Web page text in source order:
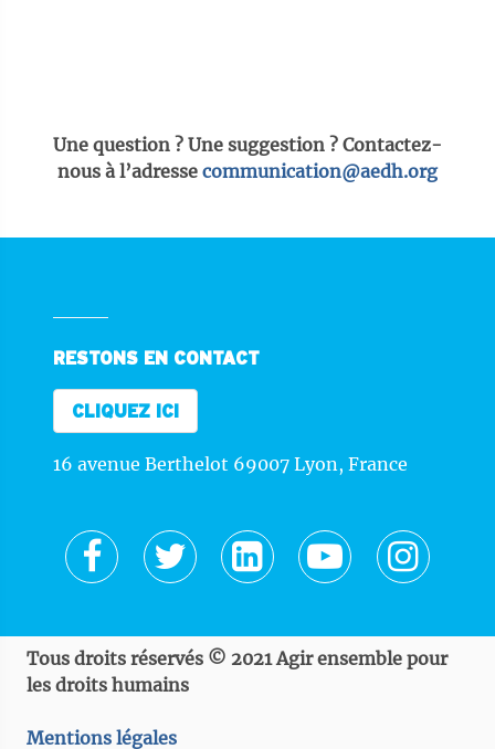
Une question ? Une suggestion ? Contactez-
nous à l’adresse communication@aedh.org
RESTONS EN CONTACT
CLIQUEZ ICI
16 avenue Berthelot 69007 Lyon, France
Tous droits réservés © 2021 Agir ensemble pour
les droits humains
Mentions légales